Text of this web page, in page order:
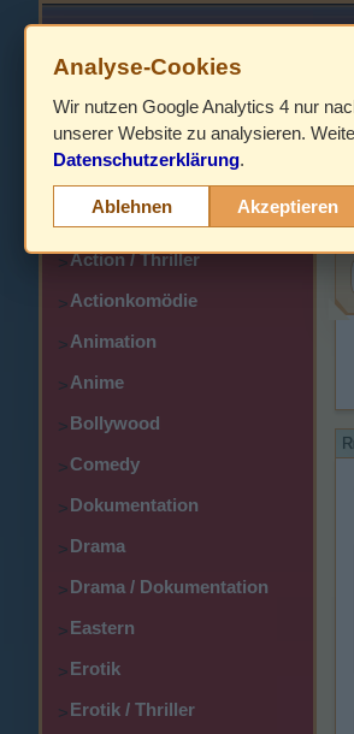
HOME
>
> Action
>Action / Thriller
>Actionkomödie
>Animation
>Anime
>Bollywood
>Comedy
>Dokumentation
>Drama
>Drama / Dokumentation
>Eastern
>Erotik
>Erotik / Thriller
Analyse-Cookies
Wir nutzen Google Analytics 4 nur
unserer Website zu analysieren.
Datenschutzerklärung.
Ablehnen Akzeptieren